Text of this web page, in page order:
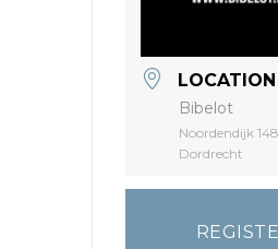
LOCATION
Bibelot
Noordendijk
Dordrecht